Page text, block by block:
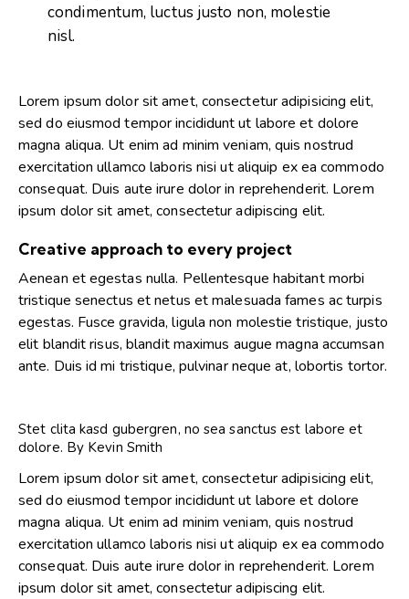
condimentum, luctus justo non, molestie
nisl.
Lorem ipsum dolor sit amet, consectetur adipisicing elit,
sed do eiusmod tempor incididunt ut labore et dolore
magna aliqua. Ut enim ad minim veniam, quis nostrud
exercitation ullamco laboris nisi ut aliquip ex ea commodo
consequat. Duis aute irure dolor in reprehenderit. Lorem
ipsum dolor sit amet, consectetur adipiscing elit.
Creative approach to every project
Aenean et egestas nulla. Pellentesque habitant morbi
tristique senectus et netus et malesuada fames ac turpis
egestas. Fusce gravida, ligula non molestie tristique, justo
elit blandit risus, blandit maximus augue magna accumsan
ante. Duis id mi tristique, pulvinar neque at, lobortis tortor.
Stet clita kasd gubergren, no sea sanctus est labore et
dolore. By Kevin Smith
Lorem ipsum dolor sit amet, consectetur adipisicing elit,
sed do eiusmod tempor incididunt ut labore et dolore
magna aliqua. Ut enim ad minim veniam, quis nostrud
exercitation ullamco laboris nisi ut aliquip ex ea commodo
consequat. Duis aute irure dolor in reprehenderit. Lorem
ipsum dolor sit amet, consectetur adipiscing elit.